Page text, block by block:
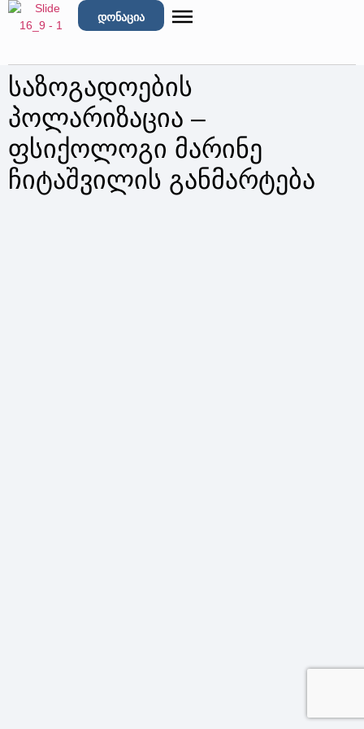
დონაცია
საზოგადოების
პოლარიზაცია –
ფსიქოლოგი მარინე
ჩიტაშვილის განმარტება